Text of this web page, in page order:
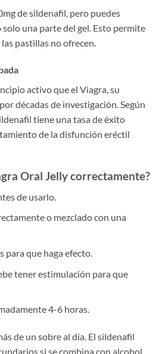
de sildenafil, pero puedes
una parte del gel. Esto permite
pastillas no ofrecen.
activo que el Viagra, su
décadas de investigación. Según
tiene una tasa de éxito
de la disfunción eréctil
Oral Jelly correctamente?
de usarlo.
o mezclado con una
para que haga efecto.
tener estimulación para que
4-6 horas.
de un sobre al día. El sildenafil
si se combina con alcohol